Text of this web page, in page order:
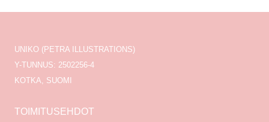
UNIKO (PETRA ILLUSTRATIONS)
Y-TUNNUS: 2502256-4
KOTKA, SUOMI
TOIMITUSEHDOT